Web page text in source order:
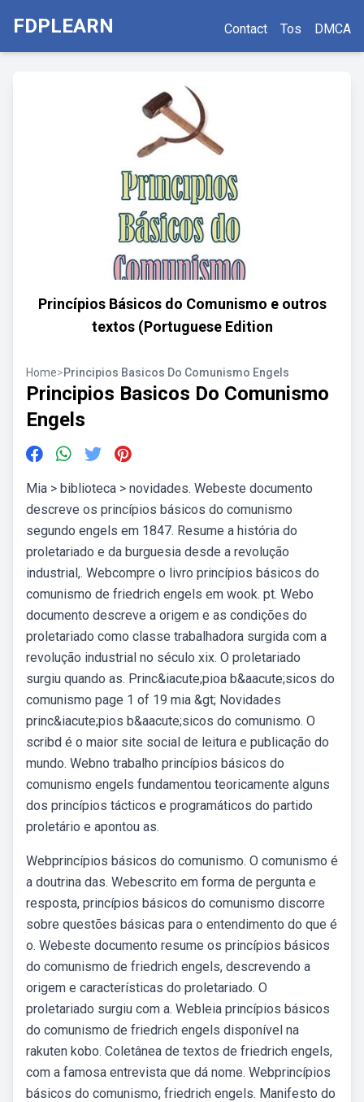
FDPLEARN Contact Tos DMCA
Princípios Básicos do Comunismo e outros
textos (Portuguese Edition
Home>Principios Basicos Do Comunismo Engels
Principios Basicos Do Comunismo
Engels
Mia > biblioteca > novidades. Webeste documento
descreve os princípios básicos do comunismo
segundo engels em 1847. Resume a história do
proletariado e da burguesia desde a revolução
industrial,. Webcompre o livro princípios básicos do
comunismo de friedrich engels em wook. pt. Webo
documento descreve a origem e as condições do
proletariado como classe trabalhadora surgida com a
revolução industrial no século xix. O proletariado
surgiu quando as. Princ&iacute;pioa b&aacute;sicos do
comunismo page 1 of 19 mia &gt; Novidades
princ&iacute;pios b&aacute;sicos do comunismo. O
scribd é o maior site social de leitura e publicação do
mundo. Webno trabalho princípios básicos do
comunismo engels fundamentou teoricamente alguns
dos princípios tácticos e programáticos do partido
proletário e apontou as.
Webprincípios básicos do comunismo. O comunismo é
a doutrina das. Webescrito em forma de pergunta e
resposta, princípios básicos do comunismo discorre
sobre questões básicas para o entendimento do que é
o. Webeste documento resume os princípios básicos
do comunismo de friedrich engels, descrevendo a
origem e características do proletariado. O
proletariado surgiu com a. Webleia princípios básicos
do comunismo de friedrich engels disponível na
rakuten kobo. Coletânea de textos de friedrich engels,
com a famosa entrevista que dá nome. Webprincípios
básicos do comunismo, friedrich engels. Manifesto do